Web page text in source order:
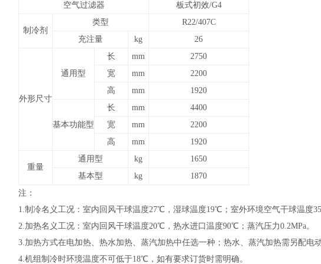
空气过滤器
板式初效/G4
制冷剂
类型
R22/407C
充注量
kg 26
外形尺寸
通用型
长 mm
2750
宽
mm
2200
高
mm 1920
基本功能型
长 mm
4400
宽
mm
2200
高
mm 1920
重量
通用型 kg
1650
基本型
kg
1870
注：
1.制冷名义工况：室内回风干球温度27℃，湿球温度19℃；室外环境空气干球温度
2.加热名义工况：室内回风干球温度20℃，热水进口温度90℃；蒸汽压力0.2MPa。
3.加热方式在电加热、热水加热、蒸汽加热中任选一种；热水、蒸汽加热需另配电动
4.机组制冷时环境温度不可低于18℃，如有要求订货时需明确。